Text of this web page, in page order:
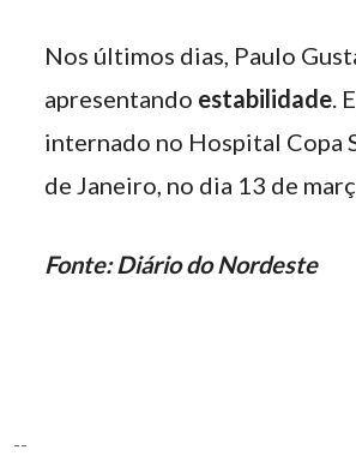
Nos últimos dias, Paulo
apresentando estabilidade.
internado no Hospital Copa
de Janeiro, no dia 13 de
Fonte: Diário do Nordeste
--